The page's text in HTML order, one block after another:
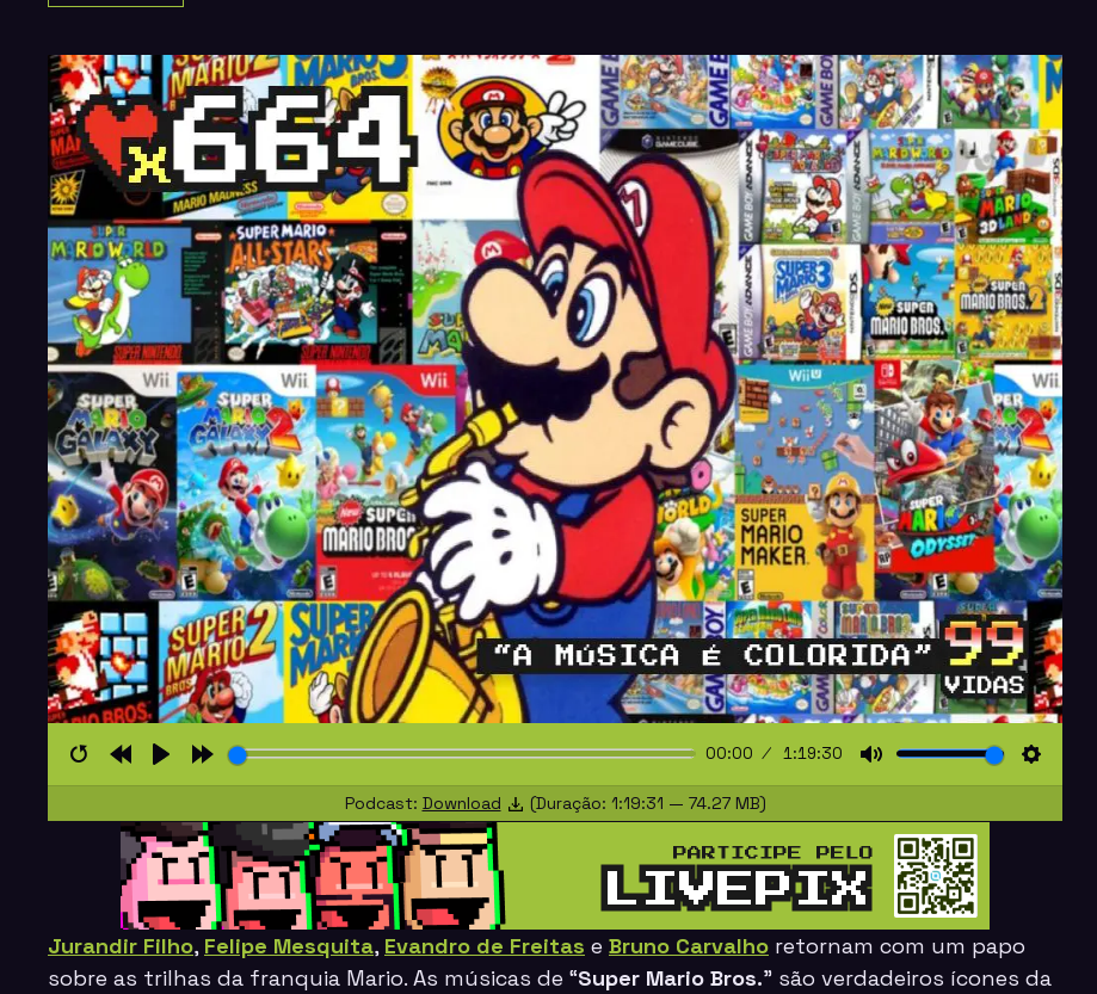
RestartRewind
PlayForward
00:00 1:19:30
Mute Settings
Podcast: Download (Duração: 1:19:31 — 74.27 MB)
Jurandir Filho, Felipe Mesquita, Evandro de Freitas e Bruno Carvalho retornam com um papo
sobre as trilhas da franquia Mario. As músicas de “Super Mario Bros.” são verdadeiros ícones da